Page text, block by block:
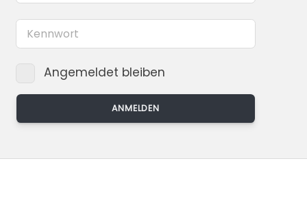
Angemeldet bleiben